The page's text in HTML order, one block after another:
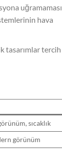
hava
tasarımlar tercih
sıcaklık
görünüm